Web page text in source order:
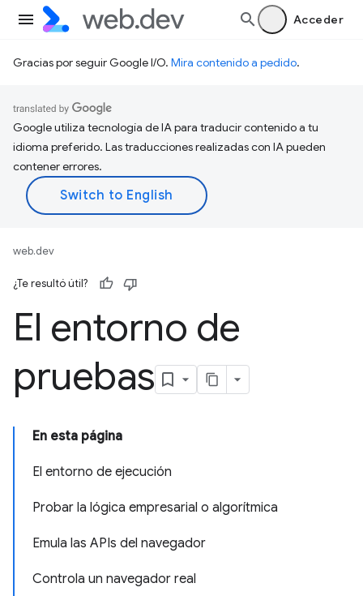
Acceder
Gracias por seguir Google I/O. Mira contenido a pedido.
Google utiliza tecnología de IA para traducir contenido a tu
idioma preferido. Las traducciones realizadas con IA pueden
contener errores.
web.dev
¿Te resultó útil?
El entorno de
pruebas
En esta página
El entorno de ejecución
Probar la lógica empresarial o algorítmica
Emula las APIs del navegador
Controla un navegador real